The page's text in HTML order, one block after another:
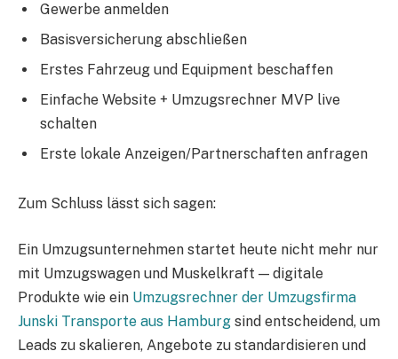
Gewerbe anmelden
Basisversicherung abschließen
Erstes Fahrzeug und Equipment beschaffen
Einfache Website + Umzugsrechner MVP live
schalten
Erste lokale Anzeigen/Partnerschaften anfragen
Zum Schluss lässt sich sagen:
Ein Umzugsunternehmen startet heute nicht mehr nur
mit Umzugswagen und Muskelkraft — digitale
Produkte wie ein Umzugsrechner der Umzugsfirma
Junski Transporte aus Hamburg sind entscheidend, um
Leads zu skalieren, Angebote zu standardisieren und